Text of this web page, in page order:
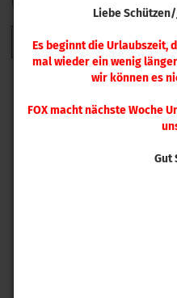
Liebe
Es beginnt die Urlaubszeit,
mal wieder ein wenig
wir können es
FOX macht nächste Woche
Gut